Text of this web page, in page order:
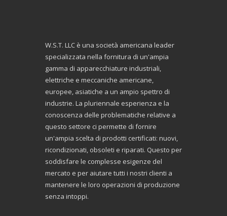
W.S.T. LLC è una società americana leader
specializzata nella fornitura di un'ampia
gamma di apparecchiature industriali,
elettriche e meccaniche americane,
europee, asiatiche a un ampio spettro di
industrie. La pluriennale esperienza e la
conoscenza delle problematiche relative a
questo settore ci permette di fornire
un'ampia scelta di prodotti certificati: nuovi,
ricondizionati, obsoleti e riparati. Questo per
soddisfare le complesse esigenze del
mercato e per aiutare tutti i nostri clienti a
mantenere le loro operazioni di produzione
senza intoppi.